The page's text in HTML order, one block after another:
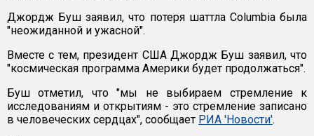
Джордж Буш заявил, что потеря шаттла Columbia была
"неожиданной и ужасной".
Вместе с тем, президент США Джордж Буш заявил, что
"космическая программа Америки будет продолжаться".
Буш отметил, что "мы не выбираем стремление к
исследованиям и открытиям - это стремление записано
в человеческих сердцах", сообщает РИА 'Новости'.